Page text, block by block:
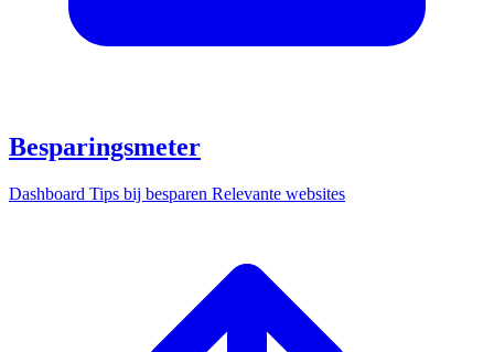
Besparingsmeter
Dashboard Tips bij besparen Relevante websites